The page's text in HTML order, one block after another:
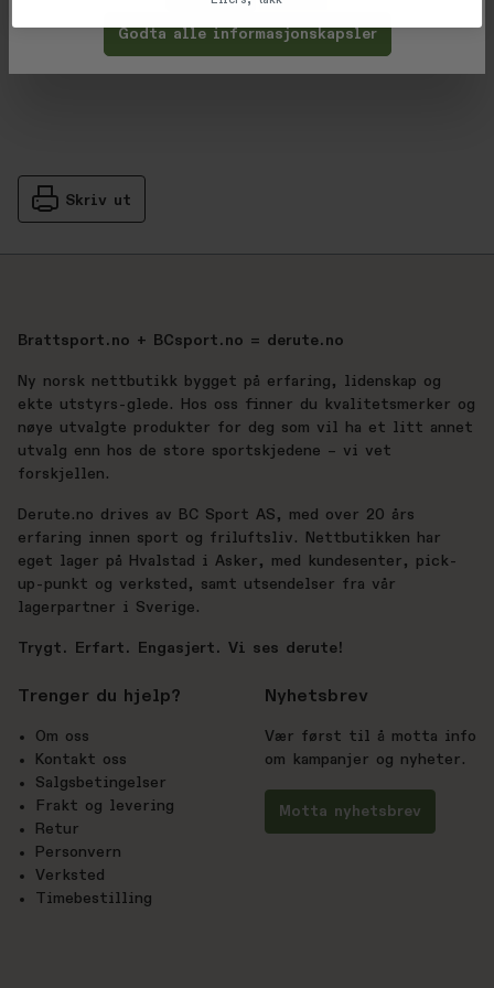
Gjennomsnittsvurdering:
Skriv ut
Brattsport.no + BCsport.no = derute.no
Ny norsk nettbutikk bygget på erfaring, lidenskap og
ekte utstyrs-glede. Hos oss finner du kvalitetsmerker og
nøye utvalgte produkter for deg som vil ha et litt annet
utvalg enn hos de store sportskjedene – vi vet
forskjellen.
Derute.no drives av BC Sport AS, med over 20 års
erfaring innen sport og friluftsliv. Nettbutikken har
eget lager på Hvalstad i Asker, med kundesenter, pick-
up-punkt og verksted, samt utsendelser fra vår
lagerpartner i Sverige.
Trygt. Erfart. Engasjert. Vi ses derute!
Trenger du hjelp?
Om oss
Kontakt oss
Salgsbetingelser
Frakt og levering
Retur
Personvern
Verksted
Timebestilling
Nyhetsbrev
Vær først til å motta info
om kampanjer og nyheter.
Motta nyhetsbrev
Godta alle informasjonskapsler